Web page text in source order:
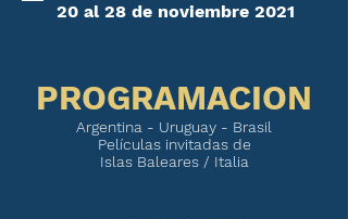
20 al 28 de noviembre 2021
PROGRAMACION
Argentina - Uruguay - Brasil
Películas invitadas de
Islas Baleares / Italia